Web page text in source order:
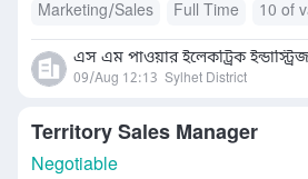
Marketing/Sales
Full Time 10 of
এস এম পাওয়ার ইলেকট্রিক ইন্ডাস্ট্রিজ
09/Aug 12:13 Sylhet District
Territory Sales Manager
Negotiable